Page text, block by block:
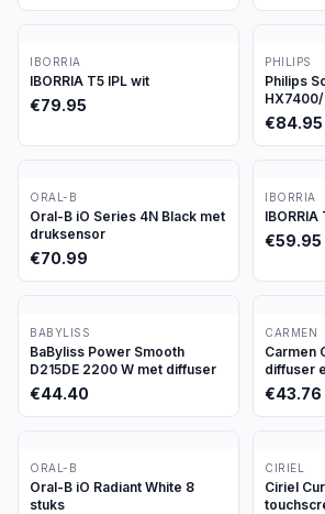
IBORRIA
IBORRIA T5 IPL wit
€79.95
PHILIPS
Philips
stand
€84.95
ORAL-B
Oral-B iO Series 4N Black met
druksensor
€70.99
IBORRIA
€59.95
BABYLISS
BaByliss Power Smooth
D215DE 2200 W met diffuser
€44.40
CARMEN
Carmen
diffuser
€43.76
ORAL-B
Oral-B iO Radiant White 8
stuks
CIRIEL
Ciriel